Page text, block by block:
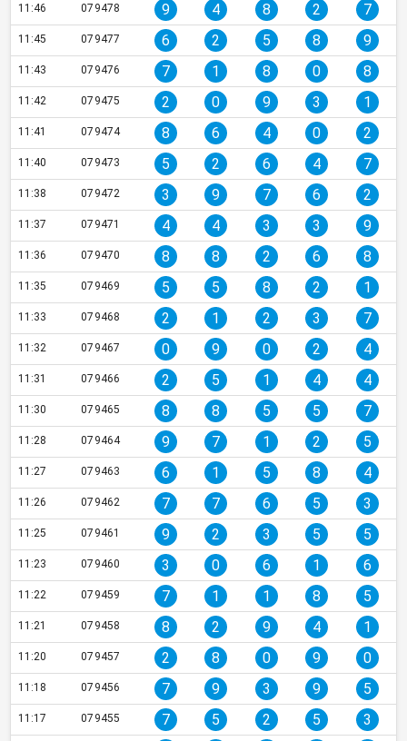
11:46 079478 9 4 8 2 7
11:45 079477 6 2 5 8 9
11:43 079476 7 1 8 0 8
11:42 079475 2 0 9 3 1
11:41 079474 8 6 4 0 2
11:40 079473 5 2 6 4 7
11:38 079472 3 9 7 6 2
11:37 079471 4 4 3 3 9
11:36 079470 8 8 2 6 8
11:35 079469 5 5 8 2 1
11:33 079468 2 1 2 3 7
11:32 079467 0 9 0 2 4
11:31 079466 2 5 1 4 4
11:30 079465 8 8 5 5 7
11:28 079464 9 7 1 2 5
11:27 079463 6 1 5 8 4
11:26 079462 7 7 6 5 3
11:25 079461 9 2 3 5 5
11:23 079460 3 0 6 1 6
11:22 079459 7 1 1 8 5
11:21 079458 8 2 9 4 1
11:20 079457 2 8 0 9 0
11:18 079456 7 9 3 9 5
11:17 079455 7 5 2 5 3